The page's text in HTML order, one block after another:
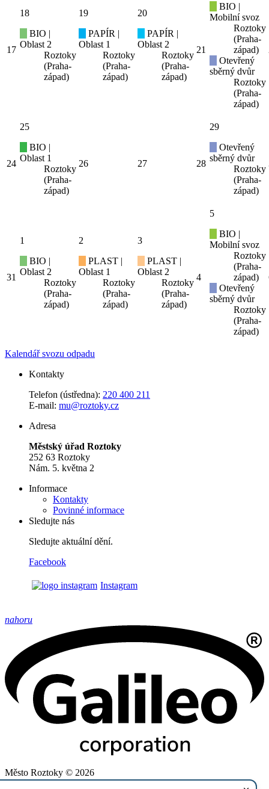
17
18
BIO |
Oblast 2
Roztoky
(Praha-
západ)
19
PAPÍR |
Oblast 1
Roztoky
(Praha-
západ)
20
PAPÍR |
Oblast 2
Roztoky
(Praha-
západ)
21
BIO |
Mobilní svoz
Roztoky
(Praha-
západ)
Otevřený
sběrný dvůr
Roztoky
(Praha-
západ)
24
25
BIO |
Oblast 1
Roztoky
(Praha-
západ)
26 27 28
29
Otevřený
sběrný dvůr
Roztoky
(Praha-
západ)
31
1
BIO |
Oblast 2
Roztoky
(Praha-
západ)
2
PLAST |
Oblast 1
Roztoky
(Praha-
západ)
3
PLAST |
Oblast 2
Roztoky
(Praha-
západ)
4
5
BIO |
Mobilní svoz
Roztoky
(Praha-
západ)
Otevřený
sběrný dvůr
Roztoky
(Praha-
západ)
Kalendář svozu odpadu
Kontakty
Telefon (ústředna): 220 400 211
E-mail: mu@roztoky.cz
Adresa
Městský úřad Roztoky
252 63 Roztoky
Nám. 5. května 2
Informace
Kontakty
Povinné informace
Sledujte nás
Sledujte aktuální dění.
Facebook
Instagram
nahoru
Město Roztoky © 2026